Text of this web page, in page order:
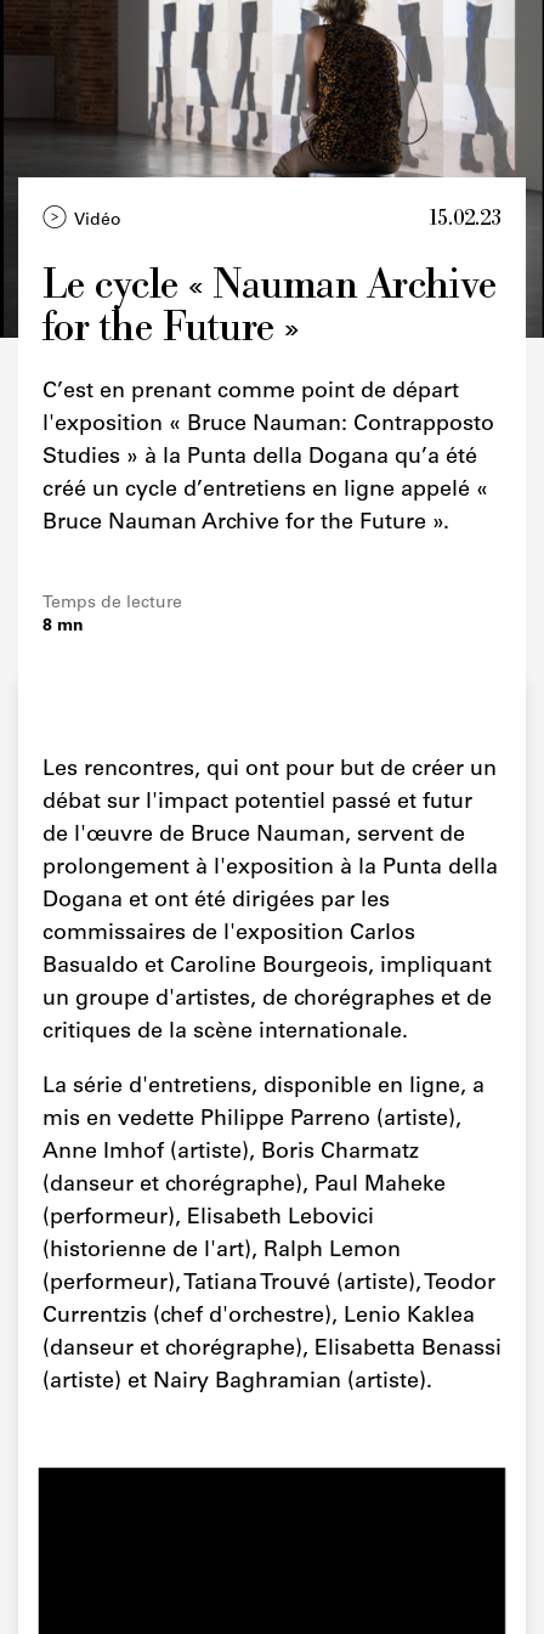
Vidéo 15.02.23
Le cycle « Nauman Archive
for the Future »
C’est en prenant comme point de départ
l'exposition « Bruce Nauman: Contrapposto
Studies » à la Punta della Dogana qu’a été
créé un cycle d’entretiens en ligne appelé «
Bruce Nauman Archive for the Future ».
Temps de lecture
8 mn
Les rencontres, qui ont pour but de créer un
débat sur l'impact potentiel passé et futur
de l'œuvre de Bruce Nauman, servent de
prolongement à l'exposition à la Punta della
Dogana et ont été dirigées par les
commissaires de l'exposition Carlos
Basualdo et Caroline Bourgeois, impliquant
un groupe d'artistes, de chorégraphes et de
critiques de la scène internationale.
La série d'entretiens, disponible en ligne, a
mis en vedette Philippe Parreno (artiste),
Anne Imhof (artiste), Boris Charmatz
(danseur et chorégraphe), Paul Maheke
(performeur), Elisabeth Lebovici
(historienne de l'art), Ralph Lemon
(performeur), Tatiana Trouvé (artiste), Teodor
Currentzis (chef d'orchestre), Lenio Kaklea
(danseur et chorégraphe), Elisabetta Benassi
(artiste) et Nairy Baghramian (artiste).